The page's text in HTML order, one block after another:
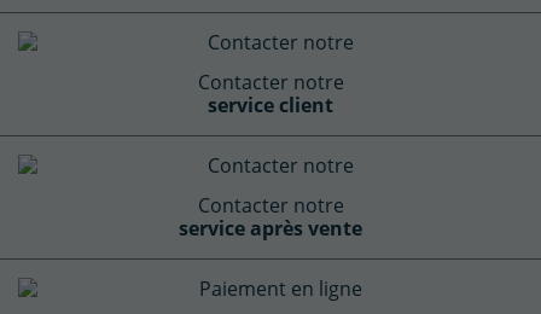
Contacter notre
service client
Contacter notre
service après vente